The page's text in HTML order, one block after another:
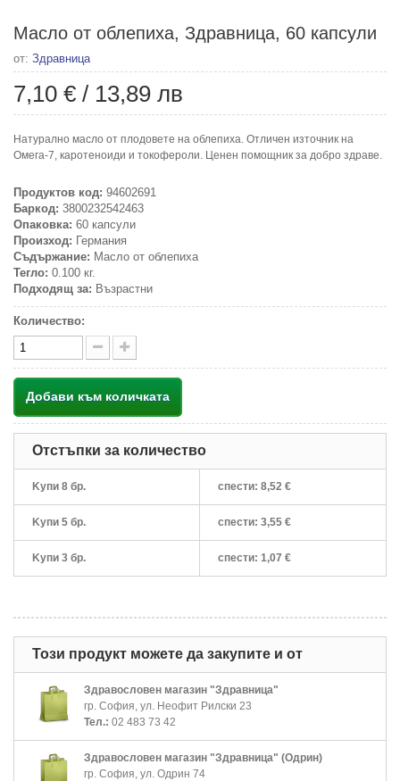
Масло от облепиха, Здравница, 60 капсули
от: Здравница
7,10 € / 13,89 лв
Натурално масло от плодовете на облепиха. Отличен източник на
Омега-7, каротеноиди и токофероли. Ценен помощник за добро здраве.
Продуктов код: 94602691
Баркод: 3800232542463
Опаковка: 60 капсули
Произход: Германия
Съдържание: Масло от облепиха
Тегло: 0.100 кг.
Подходящ за: Възрастни
Количество:
Добави към количката
Отстъпки за количество
Kупи 8 бр. спести: 8,52 €
Kупи 5 бр. спести: 3,55 €
Kупи 3 бр. спести: 1,07 €
Този продукт можете да закупите и от
Здравословен магазин "Здравница"
гр. София, ул. Неофит Рилски 23
Тел.: 02 483 73 42
Здравословен магазин "Здравница" (Одрин)
гр. София, ул. Одрин 74